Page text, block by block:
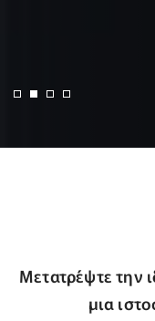
Μετατρέψτε την
μια